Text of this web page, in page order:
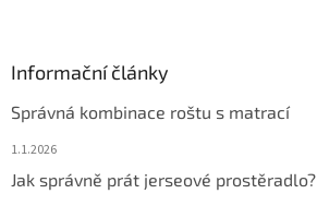
Informační články
Správná kombinace roštu s matrací
1.1.2026
Jak správně prát jerseové prostěradlo?